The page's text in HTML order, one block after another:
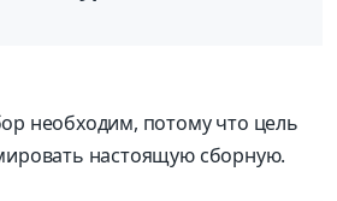
необходим, потому что цель
настоящую сборную.